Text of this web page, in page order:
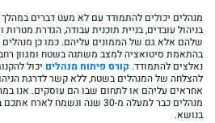
מנהלים יכולים להתמודד עם לא מעט דברים
בניהול עובדים, בניית תוכנית עבודה, הגדרת
שלהם אלא גם של הממונים עליהם. כמו כן
בהתאמת סיטואציה למצב משתנה בשטח ומגוון
נאלצים להתמודד. קורס פיתוח מנהלים יכול
להצלחה של המנהלים בשטח, ללא קשר לדרגת
אחראים עליהם או לתחום שבו הם עוסקים. אנו
מנהלים כבר למעלה מ-30 שנה
בנושא.